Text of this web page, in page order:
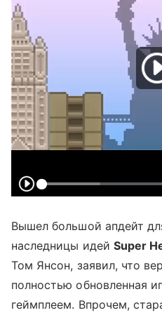
Вышел большой апдейт
наследницы идей Super
Том Янсон, заявил, что
полностью обновленная
геймплеем. Впрочем,